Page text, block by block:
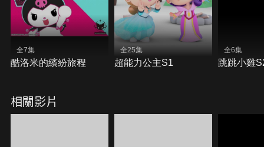
全7集
酷洛米的繽紛旅程
全25集
超能力公主S1
全6集
跳跳小雞
相關影片